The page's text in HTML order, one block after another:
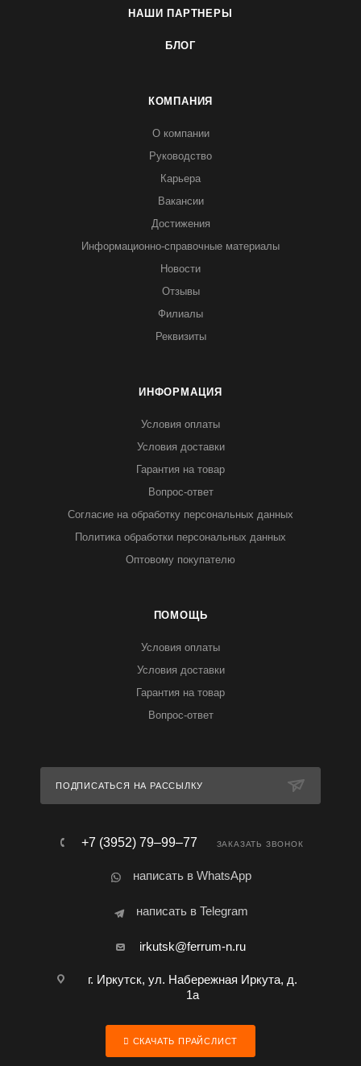
НАШИ ПАРТНЕРЫ
БЛОГ
КОМПАНИЯ
О компании
Руководство
Карьера
Вакансии
Достижения
Информационно-справочные материалы
Новости
Отзывы
Филиалы
Реквизиты
ИНФОРМАЦИЯ
Условия оплаты
Условия доставки
Гарантия на товар
Вопрос-ответ
Согласие на обработку персональных данных
Политика обработки персональных данных
Оптовому покупателю
ПОМОЩЬ
Условия оплаты
Условия доставки
Гарантия на товар
Вопрос-ответ
ПОДПИСАТЬСЯ НА РАССЫЛКУ
+7 (3952) 79‒99‒77 ЗАКАЗАТЬ ЗВОНОК
написать в WhatsApp
написать в Telegram
irkutsk@ferrum-n.ru
г. Иркутск, ул. Набережная Иркута, д.
1а
СКАЧАТЬ ПРАЙСЛИСТ